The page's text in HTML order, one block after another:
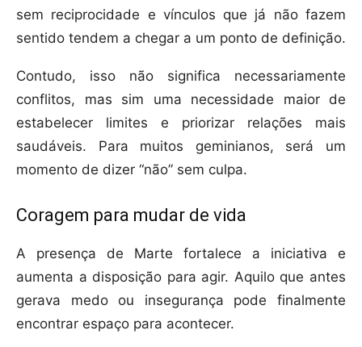
sem reciprocidade e vínculos que já não fazem
sentido tendem a chegar a um ponto de definição.
Contudo, isso não significa necessariamente
conflitos, mas sim uma necessidade maior de
estabelecer limites e priorizar relações mais
saudáveis. Para muitos geminianos, será um
momento de dizer “não” sem culpa.
Coragem para mudar de vida
A presença de Marte fortalece a iniciativa e
aumenta a disposição para agir. Aquilo que antes
gerava medo ou insegurança pode finalmente
encontrar espaço para acontecer.